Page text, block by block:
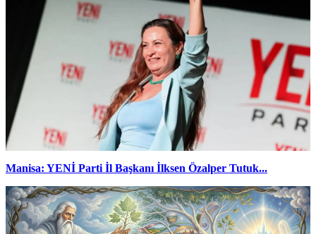
Manisa: YENİ Parti İl Başkanı İlksen Özalper Tutuk...